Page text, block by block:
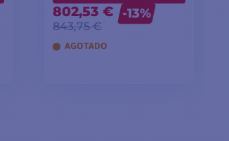
802,53 €
843,75 €
-13%
AGOTADO